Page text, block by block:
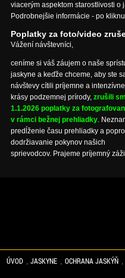
viacerým aspektom starostlivosti o
Podrobnejšie informácie - po
Poplatky za foto/video
Vážení návštevníci,
ceníme si váš záujem o naše
jaskyne a keďže chceme, aby ste
návštevy cítili príjemne a
krásy podzemnej prírody, zrušili
1.1.2026 poplatky za
v rámci bežnej prehliadky.
predĺženie času prehliadky a
dodržiavanie pokynov našich
sprievodcov. Prajeme príjemný
ÚVOD JASKYNE OCHRANA JASKÝŇ